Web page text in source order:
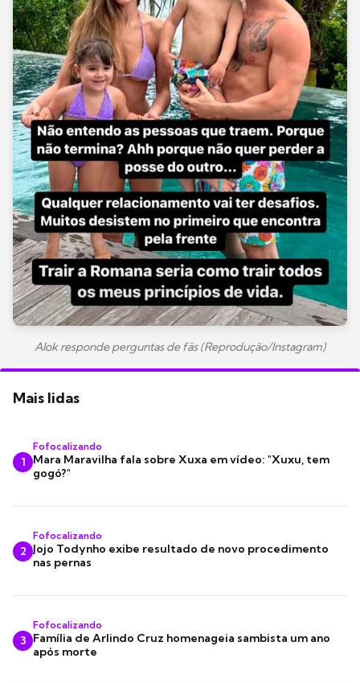
Alok responde perguntas de fãs (Reprodução/Instagram)
Mais lidas
1
Fofocalizando
Mara Maravilha fala sobre Xuxa em vídeo: "Xuxu, tem
gogó?"
2
Fofocalizando
Jojo Todynho exibe resultado de novo procedimento
nas pernas
3
Fofocalizando
Família de Arlindo Cruz homenageia sambista um ano
após morte